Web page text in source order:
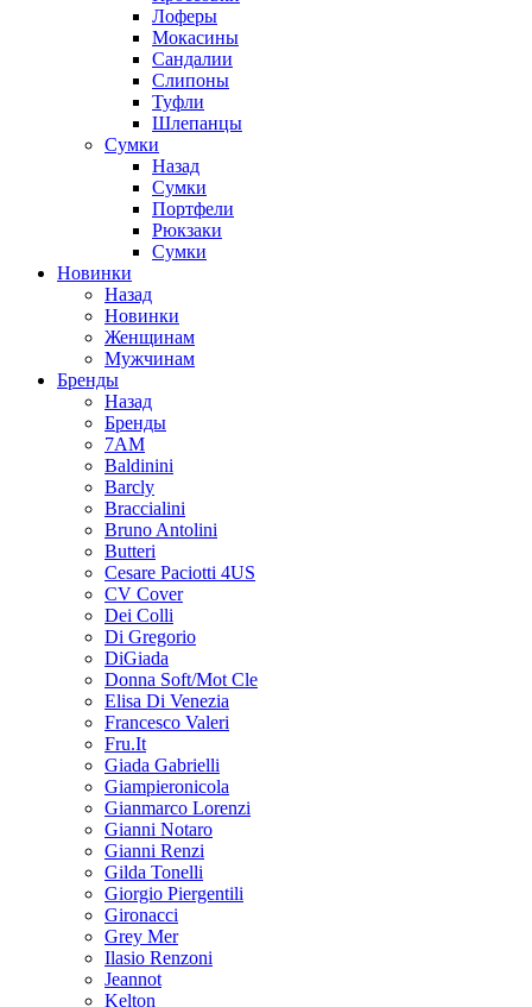
Лоферы
Мокасины
Сандалии
Слипоны
Туфли
Шлепанцы
Сумки
Назад
Сумки
Портфели
Рюкзаки
Сумки
Новинки
Назад
Новинки
Женщинам
Мужчинам
Бренды
Назад
Бренды
7AM
Baldinini
Barcly
Braccialini
Bruno Antolini
Butteri
Cesare Paciotti 4US
CV Cover
Dei Colli
Di Gregorio
DiGiada
Donna Soft/Mot Cle
Elisa Di Venezia
Francesco Valeri
Fru.It
Giada Gabrielli
Giampieronicola
Gianmarco Lorenzi
Gianni Notaro
Gianni Renzi
Gilda Tonelli
Giorgio Piergentili
Gironacci
Grey Mer
Ilasio Renzoni
Jeannot
Kelton